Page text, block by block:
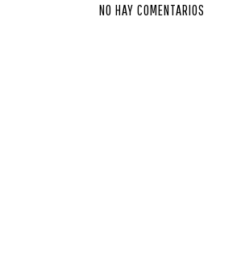
NO HAY COMENTARIOS